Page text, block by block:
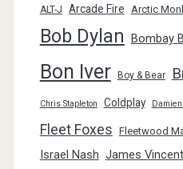
ALT-J Arcade Fire Arctic
Bob Dylan Bombay
Bon Iver Boy & Bear
Chris Stapleton Coldplay
Fleet Foxes Fleetwood
Israel Nash James